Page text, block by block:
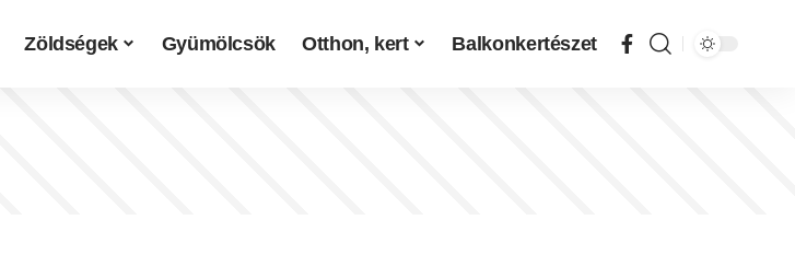
Zöldségek Gyümölcsök Otthon, kert Balkonkertészet